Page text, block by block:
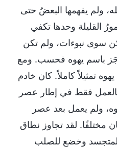
ولم يفهمها البعضُ حتى
القليلة وحدها تكفي
سوى نبوءات، ولم تكن
باسم يهوه فحسب. ومع
تمثيلاً كاملاً. كان خادم
بالعمل فقط في إطار عصر
ولم يعمل بعد عصر
مختلفًا. لقد تجاوز نطاق
وخضع للصلب